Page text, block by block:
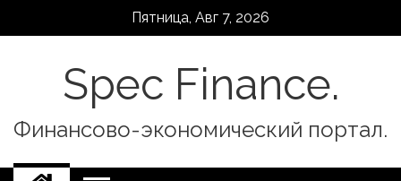
Пятница, Авг 7, 2026
Spec Finance.
Финансово-экономический портал.